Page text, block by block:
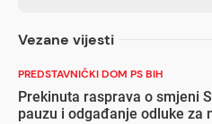
Vezane vijesti
PREDSTAVNIČKI DOM PS BIH
Prekinuta rasprava o smjeni
pauzu i odgađanje odluke za